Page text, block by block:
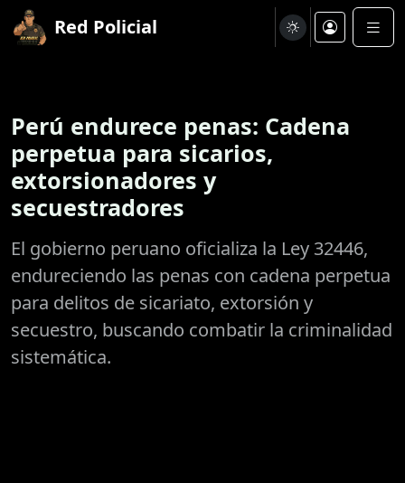
Red Policial
Perú endurece penas: Cadena
perpetua para sicarios,
extorsionadores y
secuestradores
El gobierno peruano oficializa la Ley 32446,
endureciendo las penas con cadena perpetua
para delitos de sicariato, extorsión y
secuestro, buscando combatir la criminalidad
sistemática.